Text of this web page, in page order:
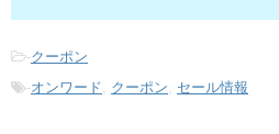
-クーポン
-オンワード クーポン セール情報